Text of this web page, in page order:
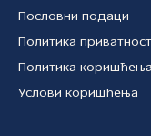
Пословни подаци
Политика
Политика
Услови коришћења